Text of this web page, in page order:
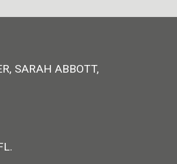
SARAH ABBOTT,